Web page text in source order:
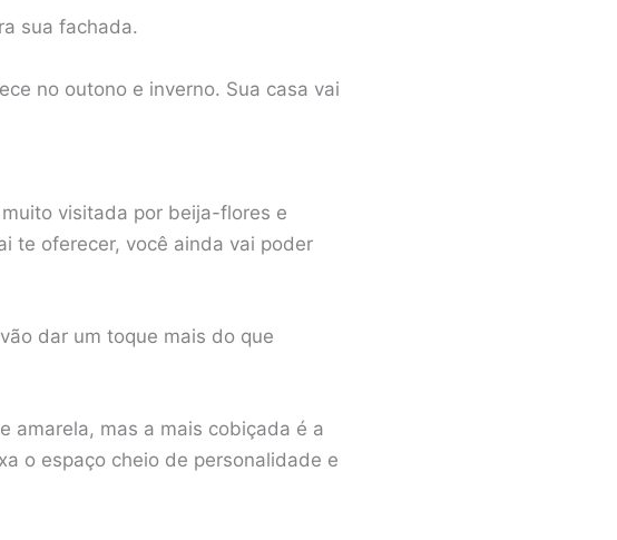
sua fachada.
no outono e inverno. Sua casa vai
visitada por beija-flores e
te oferecer, você ainda vai poder
dar um toque mais do que
amarela, mas a mais cobiçada é a
o espaço cheio de personalidade e